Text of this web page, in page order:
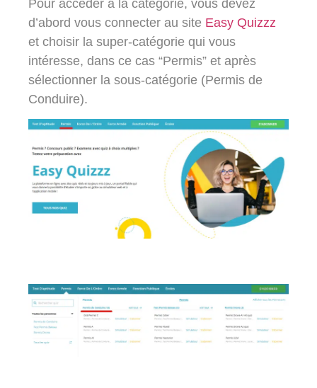
Pour accéder à la catégorie, vous devez
d’abord vous connecter au site Easy Quizzz
et choisir la super-catégorie qui vous
intéresse, dans ce cas “Permis” et après
sélectionner la sous-catégorie (Permis de
Conduire).